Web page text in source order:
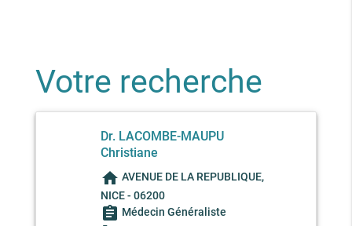
Votre recherche
Dr. LACOMBE-MAUPU
Christiane
home AVENUE DE LA REPUBLIQUE,
NICE - 06200
assignment Médecin Généraliste